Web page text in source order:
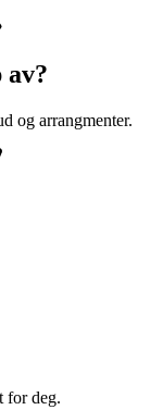
av?
og arrangmenter.
for deg.